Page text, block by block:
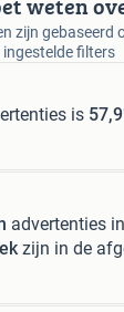
zijn gebaseerd
ingestelde filters
is
advertenties
zijn in de